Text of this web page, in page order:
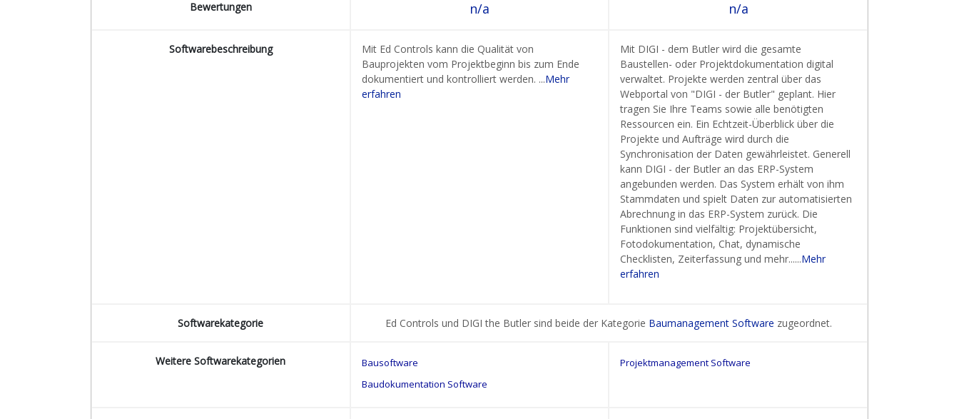
Bewertungen n/a n/a
Softwarebeschreibung
Mit Ed Controls kann die Qualität von
Bauprojekten vom Projektbeginn bis zum Ende
dokumentiert und kontrolliert werden. ...Mehr
erfahren
Mit DIGI - dem Butler wird die gesamte
Baustellen- oder Projektdokumentation digital
verwaltet. Projekte werden zentral über das
Webportal von "DIGI - der Butler" geplant. Hier
tragen Sie Ihre Teams sowie alle benötigten
Ressourcen ein. Ein Echtzeit-Überblick über die
Projekte und Aufträge wird durch die
Synchronisation der Daten gewährleistet. Generell
kann DIGI - der Butler an das ERP-System
angebunden werden. Das System erhält von ihm
Stammdaten und spielt Daten zur automatisierten
Abrechnung in das ERP-System zurück. Die
Funktionen sind vielfältig: Projektübersicht,
Fotodokumentation, Chat, dynamische
Checklisten, Zeiterfassung und mehr......Mehr
erfahren
Softwarekategorie Ed Controls und DIGI the Butler sind beide der Kategorie Baumanagement Software zugeordnet.
Weitere Softwarekategorien
Bausoftware
Baudokumentation Software
Projektmanagement Software